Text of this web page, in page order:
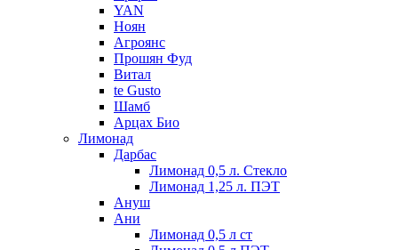
YAN
Ноян
Агроянс
Прошян Фуд
Витал
te Gusto
Шамб
Арцах Био
Лимонад
Дарбас
Лимонад 0,5 л. Стекло
Лимонад 1,25 л. ПЭТ
Ануш
Ани
Лимонад 0,5 л ст